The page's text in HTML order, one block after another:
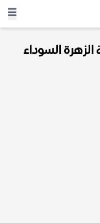
الزهرة السوداء